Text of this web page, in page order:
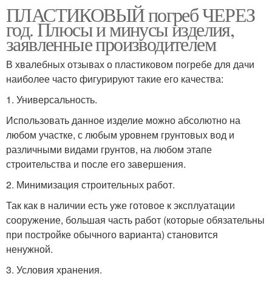
ПЛАСТИКОВЫЙ погреб ЧЕРЕЗ
год. Плюсы и минусы изделия,
заявленные производителем
В хвалебных отзывах о пластиковом погребе для дачи
наиболее часто фигурируют такие его качества:
1. Универсальность.
Использовать данное изделие можно абсолютно на
любом участке, с любым уровнем грунтовых вод и
различными видами грунтов, на любом этапе
строительства и после его завершения.
2. Минимизация строительных работ.
Так как в наличии есть уже готовое к эксплуатации
сооружение, большая часть работ (которые обязательны
при постройке обычного варианта) становится
ненужной.
3. Условия хранения.